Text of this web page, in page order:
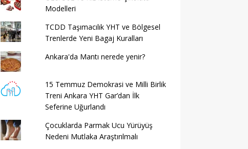
Modelleri
TCDD Taşımacılık YHT ve Bölgesel
Trenlerde Yeni Bagaj Kuralları
Ankara'da Mantı nerede yenir?
15 Temmuz Demokrasi ve Milli Birlik
Treni Ankara YHT Gar’dan İlk
Seferine Uğurlandı
Çocuklarda Parmak Ucu Yürüyüş
Nedeni Mutlaka Araştırılmalı